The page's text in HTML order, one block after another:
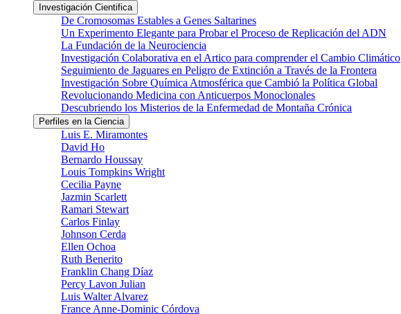
Investigación Cientifica
De Cromosomas Estables a Genes Saltarines
Un Experimento Elegante para Probar el Proceso de Replicación del ADN
La Fundación de la Neurociencia
Investigación Colaborativa en el Artico para comprender el Cambio Climático
Seguimiento de Jaguares en Peligro de Extinción a Través de la Frontera
Investigación Sobre Química Atmosférica que Cambió la Política Global
Revolucionando Medicina con Anticuerpos Monoclonales
Descubriendo los Misterios de la Enfermedad de Montaña Crónica
Perfiles en la Ciencia
Luis E. Miramontes
David Ho
Bernardo Houssay
Louis Tompkins Wright
Cecilia Payne
Jazmin Scarlett
Ramari Stewart
Carlos Finlay
Johnson Cerda
Ellen Ochoa
Ruth Benerito
Franklin Chang Díaz
Percy Lavon Julian
Luis Walter Alvarez
France Anne-Dominic Córdova